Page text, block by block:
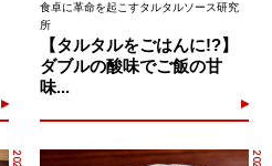
食卓に革命を起こすタルタルソース研究
所
【タルタルをごはんに!?】
ダブルの酸味でご飯の甘
味...